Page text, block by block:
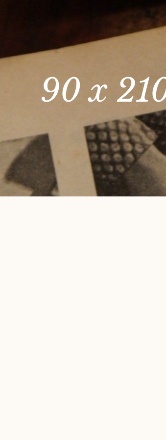
90 x